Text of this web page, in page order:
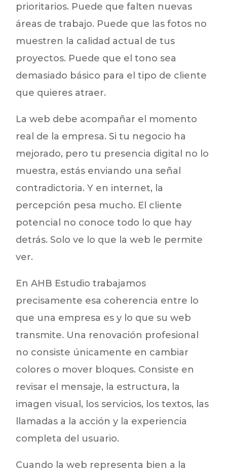
prioritarios. Puede que falten nuevas
áreas de trabajo. Puede que las fotos no
muestren la calidad actual de tus
proyectos. Puede que el tono sea
demasiado básico para el tipo de cliente
que quieres atraer.
La web debe acompañar el momento
real de la empresa. Si tu negocio ha
mejorado, pero tu presencia digital no lo
muestra, estás enviando una señal
contradictoria. Y en internet, la
percepción pesa mucho. El cliente
potencial no conoce todo lo que hay
detrás. Solo ve lo que la web le permite
ver.
En AHB Estudio trabajamos
precisamente esa coherencia entre lo
que una empresa es y lo que su web
transmite. Una renovación profesional
no consiste únicamente en cambiar
colores o mover bloques. Consiste en
revisar el mensaje, la estructura, la
imagen visual, los servicios, los textos, las
llamadas a la acción y la experiencia
completa del usuario.
Cuando la web representa bien a la